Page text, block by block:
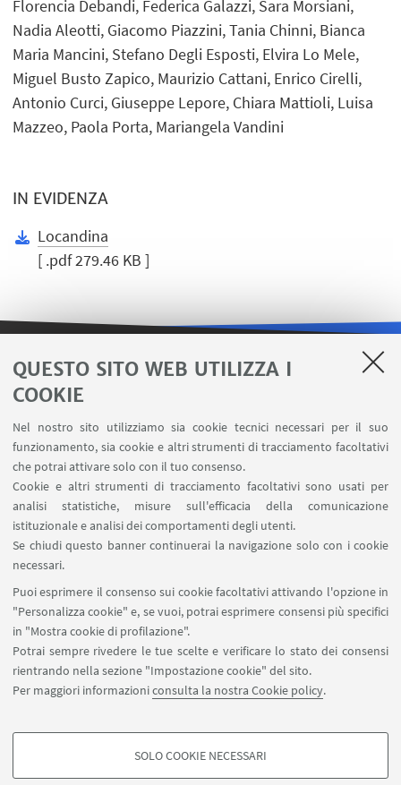
QUESTO SITO WEB UTILIZZA I
COOKIE
Nel nostro sito utilizziamo sia cookie tecnici necessari per il suo
funzionamento, sia cookie e altri strumenti di tracciamento facoltativi
che potrai attivare solo con il tuo consenso.
Cookie e altri strumenti di tracciamento facoltativi sono usati per
analisi statistiche, misure sull'efficacia della comunicazione
istituzionale e analisi dei comportamenti degli utenti.
Se chiudi questo banner continuerai la navigazione solo con i cookie
necessari.
Puoi esprimere il consenso sui cookie facoltativi attivando l'opzione in
"Personalizza cookie" e, se vuoi, potrai esprimere consensi più specifici
in "Mostra cookie di profilazione".
Potrai sempre rivedere le tue scelte e verificare lo stato dei consensi
rientrando nella sezione "Impostazione cookie" del sito.
Per maggiori informazioniconsulta la nostra Cookie policy.
COOKIE DI PROFILAZIONE - FACOLTATIVI
SOLO COOKIE NECESSARI
Florencia Debandi, Federica Galazzi, Sara Morsiani,
Nadia Aleotti, Giacomo Piazzini, Tania Chinni, Bianca
Maria Mancini, Stefano Degli Esposti, Elvira Lo Mele,
Miguel Busto Zapico, Maurizio Cattani, Enrico Cirelli,
Antonio Curci, Giuseppe Lepore, Chiara Mattioli, Luisa
Mazzeo, Paola Porta, Mariangela Vandini
IN EVIDENZA
Locandina
[ .pdf 279.46 KB ]
LINK UTILI
Contatti
Carta dei servizi
SEGUI IL DIPARTIMENTO SU:
SEGUI UNIBO SU:
APP: